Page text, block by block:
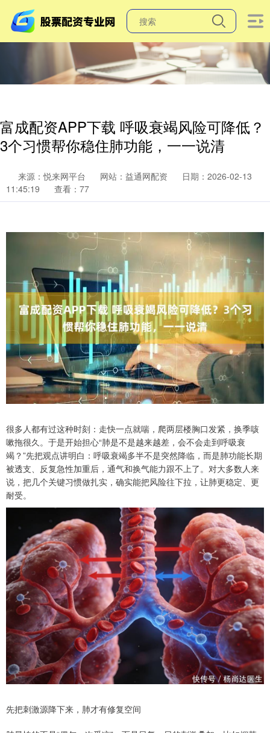
富成配资APP下载 呼吸衰竭风险可降低？
3个习惯帮你稳住肺功能，一一说清
来源：悦来网平台 网站：益通网配资
日期：2026-02-13
11:45:19
查看：77
很多人都有过这种时刻：走快一点就喘，爬两层楼胸口发紧，换季咳
嗽拖很久。于是开始担心“肺是不是越来越差，会不会走到呼吸衰
竭？”先把观点讲明白：呼吸衰竭多半不是突然降临，而是肺功能长期
被透支、反复急性加重后，通气和换气能力跟不上了。对大多数人来
说，把几个关键习惯做扎实，确实能把风险往下拉，让肺更稳定、更
耐受。
先把刺激源降下来，肺才有修复空间